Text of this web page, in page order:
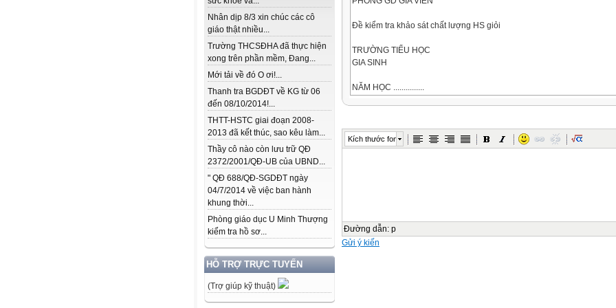
Nhân dịp 8/3 xin chúc các cô
giáo thật nhiều...
Trường THCSĐHA đã thực hiện
xong trên phần mềm, Đang...
Mới tải về đó O ơi!...
Thanh tra BGDĐT về KG từ 06
đến 08/10/2014!...
THTT-HSTC giai đoạn 2008-
2013 đã kết thúc, sao kêu làm...
Thầy cô nào còn lưu trữ QĐ
2372/2001/QĐ-UB của UBND...
" QĐ 688/QĐ-SGDĐT ngày
04/7/2014 về việc ban hành
khung thời...
Phòng giáo dục U Minh Thượng
kiểm tra hồ sơ...
HỖ TRỢ TRỰC TUYẾN
(Trợ giúp kỹ thuật)
Đề kiểm tra khảo sát chất lượng HS giỏi
TRƯỜNG TIỂU HỌC
GIA SINH
NĂM HỌC ...............
Bài 1: (2 điểm)
Bài 2:
a) Điền dấu + ; - vào ô vuông (2 điểm)
Kích thước font
Đường dẫn: p
Gửi ý kiến